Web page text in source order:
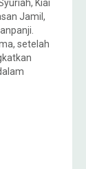
Kiai
Jamil,
setelah